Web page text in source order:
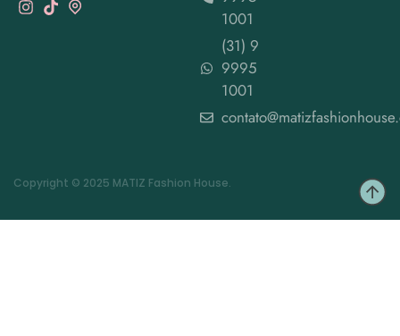
1001
(31) 9
9995
1001
Copyright © 2025 MATIZ Fashion House.